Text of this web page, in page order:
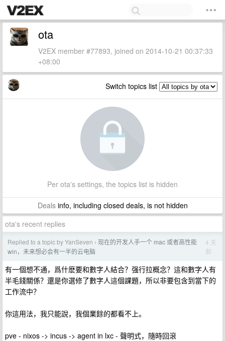
ota
V2EX member #77893, joined on 2014-10-21 00:37:33
+08:00
Switch topics list
Per ota's settings, the topics list is hidden
Dealsinfo, including closed deals, is not hidden
ota's recent replies
Replied to a topic by YanSeven › 现在的开发人手一个 mac 或者高性能
win，未来想必会有一半的云电脑
4 天
前
有一個想不通，爲什麽要和數字人結合？强行拉概念？這和數字人有
半毛錢關係？還是你選修了數字人這個課題，所以非要包含到當下的
工作流中？
你這用法，我只能說，我個業餘的都看不上。
pve - nixos -> incus -> agent in lxc - 聲明式，隨時回滾